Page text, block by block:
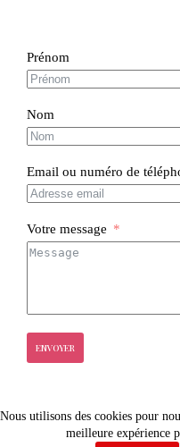
Nous utilisons des cookies pour
meilleure expérience
Prénom
Nom
Email ou numéro de
Votre message
ENVOYER